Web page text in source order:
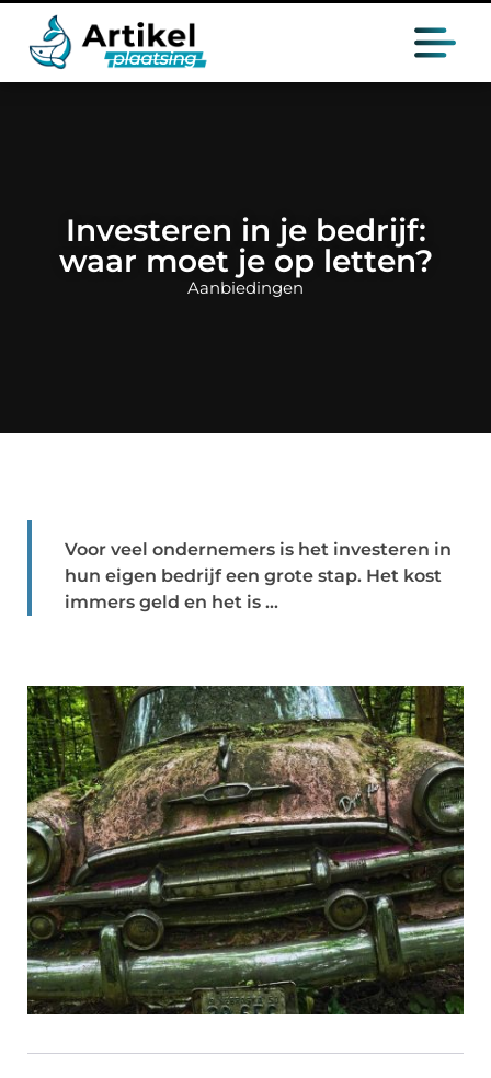
Investeren in je bedrijf:
waar moet je op letten?
Aanbiedingen
Voor veel ondernemers is het investeren in
hun eigen bedrijf een grote stap. Het kost
immers geld en het is ...